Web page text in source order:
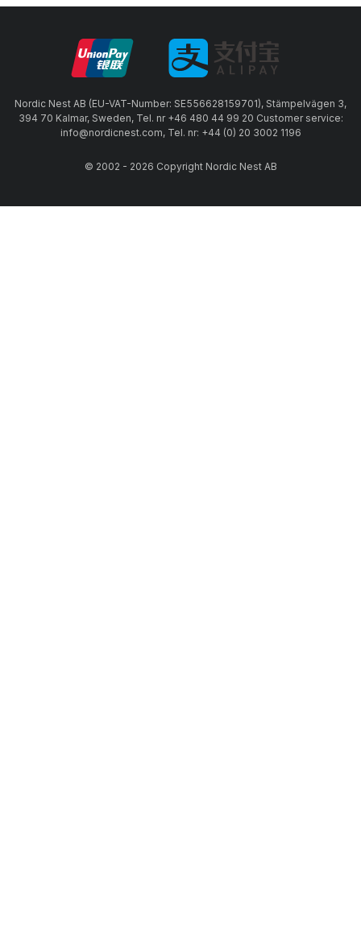
Nordic Nest AB (EU-VAT-Number: SE556628159701), Stämpelvägen 3,
394 70 Kalmar, Sweden, Tel. nr +46 480 44 99 20 Customer service:
info@nordicnest.com, Tel. nr: +44 (0) 20 3002 1196
© 2002 - 2026 Copyright Nordic Nest AB